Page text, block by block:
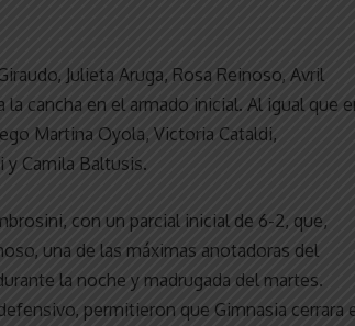
Julieta Aruga, Rosa Reinoso, Avril
la cancha en el armado inicial. Al igual que
Martina Oyola, Victoria Cataldi,
y Camila Baltusis.
con un parcial inicial de 6-2, que,
una de las máximas anotadoras del
la noche y madrugada del martes.
permitieron que Gimnasia cerrara